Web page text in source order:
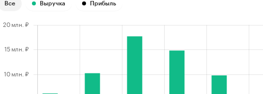
Все Выручка Прибыль